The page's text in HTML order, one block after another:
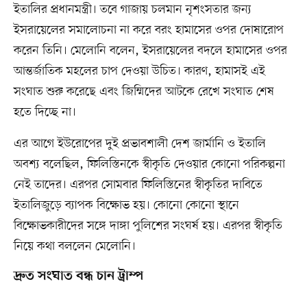
ইতালির প্রধানমন্ত্রী। তবে গাজায় চলমান নৃশংসতার জন্য
ইসরায়েলের সমালোচনা না করে বরং হামাসের ওপর দোষারোপ
করেন তিনি। মেলোনি বলেন, ইসরায়েলের বদলে হামাসের ওপর
আন্তর্জাতিক মহলের চাপ দেওয়া উচিত। কারণ, হামাসই এই
সংঘাত শুরু করেছে এবং জিম্মিদের আটকে রেখে সংঘাত শেষ
হতে দিচ্ছে না।
এর আগে ইউরোপের দুই প্রভাবশালী দেশ জার্মানি ও ইতালি
অবশ্য বলেছিল, ফিলিস্তিনকে স্বীকৃতি দেওয়ার কোনো পরিকল্পনা
নেই তাদের। এরপর সোমবার ফিলিস্তিনের স্বীকৃতির দাবিতে
ইতালিজুড়ে ব্যাপক বিক্ষোভ হয়। কোনো কোনো স্থানে
বিক্ষোভকারীদের সঙ্গে দাঙ্গা পুলিশের সংঘর্ষ হয়। এরপর স্বীকৃতি
নিয়ে কথা বললেন মেলোনি।
দ্রুত সংঘাত বন্ধ চান ট্রাম্প